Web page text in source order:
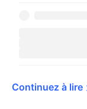
Continuez à lire